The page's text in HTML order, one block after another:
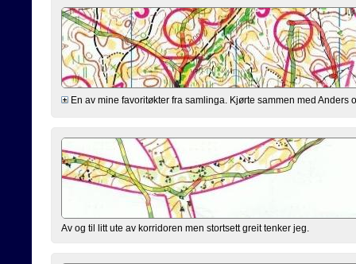
En av mine favoritøkter fra samlinga. Kjørte sammen med
Av og til litt ute av korridoren men stortsett greit tenker jeg.